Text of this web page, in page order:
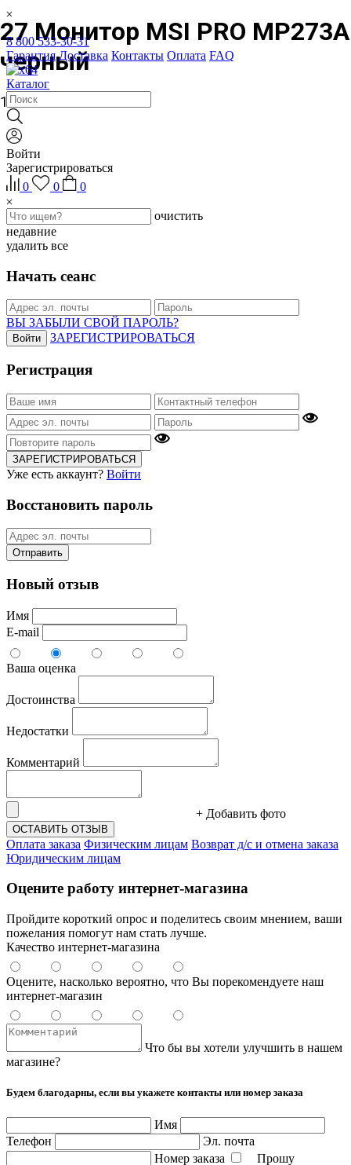
8 800 533-30-31
Гарантия Доставка Контакты Оплата FAQ
Каталог
Войти
Зарегистрироваться
0
0 0
очистить
недавние
удалить все
Начать сеанс
ВЫ ЗАБЫЛИ СВОЙ ПАРОЛЬ?
Войти ЗАРЕГИСТРИРОВАТЬСЯ
Регистрация
ЗАРЕГИСТРИРОВАТЬСЯ
Уже есть аккаунт? Войти
Восстановить пароль
Отправить
Новый отзыв
Имя
E-mail
Ваша оценка
Достоинства
Недостатки
Комментарий
+ Добавить фото
ОСТАВИТЬ ОТЗЫВ
Оплата заказа Физическим лицам Возврат д/с и отмена заказа
Юридическим лицам
Оцените работу интернет-магазина
Пройдите короткий опрос и поделитесь своим мнением, ваши
пожелания помогут нам стать лучше.
Качество интернет-магазина
Оцените, насколько вероятно, что Вы порекомендуете наш
интернет-магазин
Что бы вы хотели улучшить в нашем
магазине?
Будем благодарны, если вы укажете контакты или номер заказа
Имя
Телефон
Эл. почта
Номер заказа
Прошу
27 Монитор MSI PRO MP273A
черный
11 549 ₽